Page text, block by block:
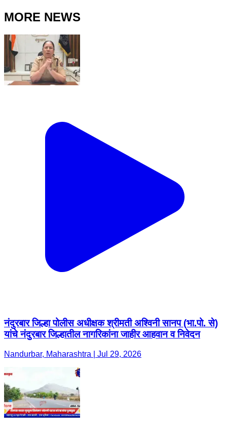
MORE NEWS
नंदुरबार जिल्हा पोलीस अधीक्षक श्रीमती अश्विनी सानप (भा.पो. से)
यांचे नंदुरबार जिल्हातील नागरिकांना जाहीर आहवान व निवेदन
Nandurbar, Maharashtra | Jul 29, 2026